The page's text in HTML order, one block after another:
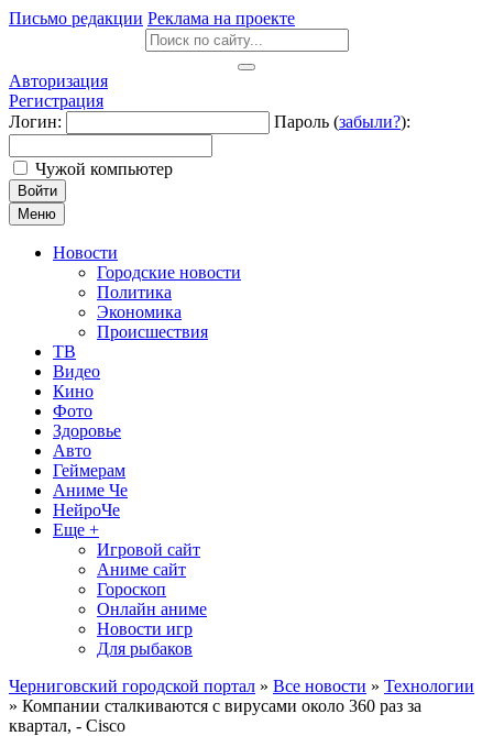
Письмо редакции Реклама на проекте
Авторизация
Регистрация
Логин:
Пароль (забыли?):
Чужой компьютер
Войти
Меню
Новости
Городские новости
Политика
Экономика
Происшествия
ТВ
Видео
Кино
Фото
Здоровье
Авто
Геймерам
Аниме Че
НейроЧе
Еще +
Игровой сайт
Аниме сайт
Гороскоп
Онлайн аниме
Новости игр
Для рыбаков
Черниговский городской портал » Все новости » Технологии
» Компании сталкиваются с вирусами около 360 раз за
квартал, - Cisco